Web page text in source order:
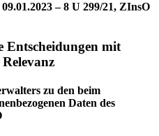
– 8 U 299/21, ZInsO
Entscheidungen mit
zu den beim
Daten des